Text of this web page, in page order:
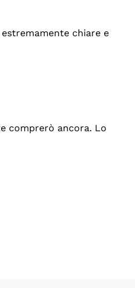
chiare e
comprerò ancora. Lo